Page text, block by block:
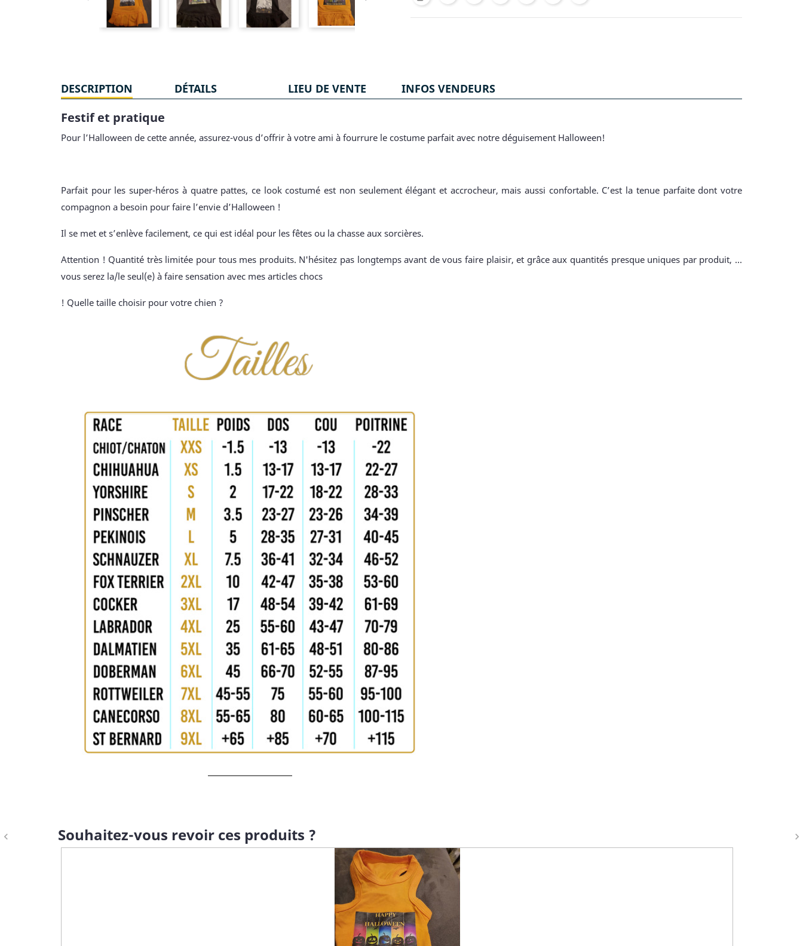
navigate_before navigate_next
DESCRIPTION DÉTAILS LIEU DE VENTE INFOS VENDEURS
Festif et pratique
Pour l’Halloween de cette année, assurez-vous d’offrir à votre ami à fourrure le costume parfait avec notre déguisement Halloween!
Parfait pour les super-héros à quatre pattes, ce look costumé est non seulement élégant et accrocheur, mais aussi confortable. C’est la tenue parfaite dont votre
compagnon a besoin pour faire l’envie d’Halloween !
Il se met et s’enlève facilement, ce qui est idéal pour les fêtes ou la chasse aux sorcières.
Attention ! Quantité très limitée pour tous mes produits. N'hésitez pas longtemps avant de vous faire plaisir, et grâce aux quantités presque uniques par produit, ...
vous serez la/le seul(e) à faire sensation avec mes articles chocs
! Quelle taille choisir pour votre chien ?
Souhaitez-vous revoir ces produits ?